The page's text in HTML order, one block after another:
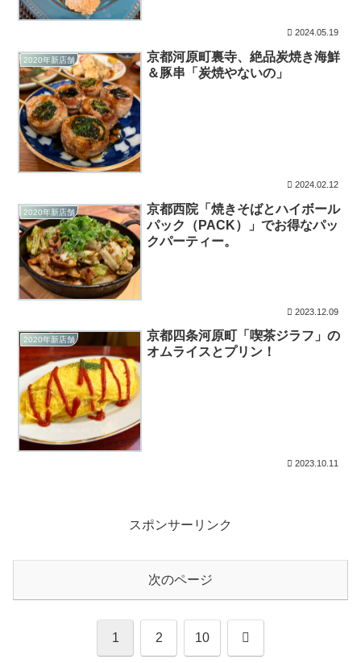
2024.05.19
2020年新店舗
京都河原町裏寺、絶品炭焼き海鮮
＆豚串「炭焼やないの」
2024.02.12
2020年新店舗
京都西院「焼きそばとハイボール
パック（PACK）」でお得なパッ
クパーティー。
2023.12.09
2020年新店舗
京都四条河原町「喫茶ジラフ」の
オムライスとプリン！
2023.10.11
スポンサーリンク
次のページ
1 2 10 次